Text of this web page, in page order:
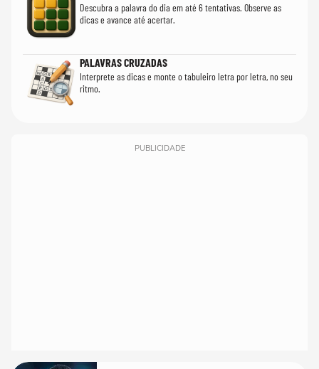
Descubra a palavra do dia em até 6 tentativas. Observe as
dicas e avance até acertar.
PALAVRAS CRUZADAS
Interprete as dicas e monte o tabuleiro letra por letra, no seu
ritmo.
PUBLICIDADE